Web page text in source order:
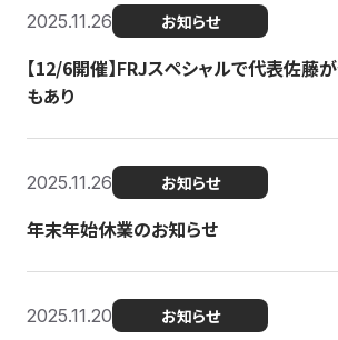
2025.11.26 お知らせ
【12/6開催】FRJスペシャルで代表佐藤
もあり
2025.11.26 お知らせ
年末年始休業のお知らせ
2025.11.20 お知らせ